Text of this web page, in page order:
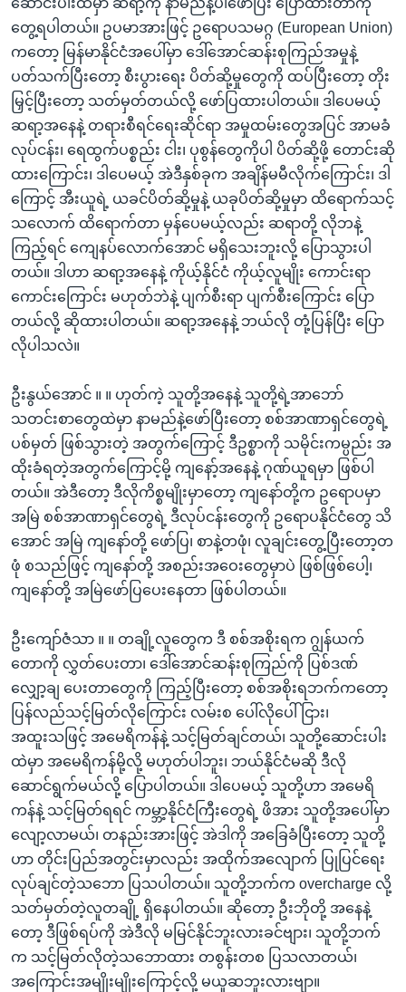
ဆောင်းပါးထဲမှာ ဆရာ့ကို နာမည်နဲ့ပါဖော်ပြီး ပြောထားတာကို
တွေ့ရပါတယ်။ ဥပမာအားဖြင့် ဥရောပသမဂ္ဂ (European Union)
ကတော့ မြန်မာနိုင်ငံအပေါ်မှာ ဒေါ်အောင်ဆန်းစုကြည်အမှုနဲ့
ပတ်သက်ပြီးတော့ စီးပွားရေး ပိတ်ဆို့မှုတွေကို ထပ်ပြီးတော့ တိုး
မြှင့်ပြီးတော့ သတ်မှတ်တယ်လို့ ဖော်ပြထားပါတယ်။ ဒါပေမယ့်
ဆရာ့အနေနဲ့ တရားစီရင်ရေးဆိုင်ရာ အမှုထမ်းတွေအပြင် အာမခံ
လုပ်ငန်း၊ ရေထွက်ပစ္စည်း ငါး၊ ပုစွန်တွေကိုပါ ပိတ်ဆို့ဖို့ တောင်းဆို
ထားကြောင်း၊ ဒါပေမယ့် အဲဒီနှစ်ခုက အချိန်မမီလိုက်ကြောင်း၊ ဒါ
ကြောင့် အီးယူရဲ့ ယခင်ပိတ်ဆို့မှုနဲ့ ယခုပိတ်ဆို့မှုမှာ ထိရောက်သင့်
သလောက် ထိရောက်တာ မှန်ပေမယ့်လည်း ဆရာတို့ လိုဘနဲ့
ကြည့်ရင် ကျေနပ်လောက်အောင် မရှိသေးဘူးလို့ ပြောသွားပါ
တယ်။ ဒါဟာ ဆရာ့အနေနဲ့ ကိုယ့်နိုင်ငံ ကိုယ့်လူမျိုး ကောင်းရာ
ကောင်းကြောင်း မဟုတ်ဘဲနဲ့ ပျက်စီးရာ ပျက်စီးကြောင်း ပြော
တယ်လို့ ဆိုထားပါတယ်။ ဆရာ့အနေနဲ့ ဘယ်လို တုံ့ပြန်ပြီး ပြော
လိုပါသလဲ။
ဦးနွယ်အောင် ။ ။ ဟုတ်ကဲ့ သူတို့အနေနဲ့ သူတို့ရဲ့အာဘော်
သတင်းစာတွေထဲမှာ နာမည်နဲ့ဖော်ပြီးတော့ စစ်အာဏာရှင်တွေရဲ့
ပစ်မှတ် ဖြစ်သွားတဲ့ အတွက်ကြောင့် ဒီဥစ္စာကို သမိုင်းကမ္ပည်း အ
ထိုးခံရတဲ့အတွက်ကြောင့်မို့ ကျနော့်အနေနဲ့ ဂုဏ်ယူရမှာ ဖြစ်ပါ
တယ်။ အဲဒီတော့ ဒီလိုကိစ္စမျိုးမှာတော့ ကျနော်တို့က ဥရောပမှာ
အမြဲ စစ်အာဏာရှင်တွေရဲ့ ဒီလုပ်ငန်းတွေကို ဥရောပနိုင်ငံတွေ သိ
အောင် အမြဲ ကျနော်တို့ ဖော်ပြ၊ စာနဲ့တဖုံ၊ လူချင်းတွေ့ပြီးတော့တ
ဖုံ စသည်ဖြင့် ကျနော်တို့ အစည်းအဝေးတွေမှာပဲ ဖြစ်ဖြစ်ပေါ့၊
ကျနော်တို့ အမြဲဖော်ပြပေးနေတာ ဖြစ်ပါတယ်။
ဦးကျော်ဇံသာ ။ ။ တချို့လူတွေက ဒီ စစ်အစိုးရက ဂျွန်ယက်
တောကို လွှတ်ပေးတာ၊ ဒေါ်အောင်ဆန်းစုကြည်ကို ပြစ်ဒဏ်
လျှော့ချ ပေးတာတွေကို ကြည့်ပြီးတော့ စစ်အစိုးရဘက်ကတော့
ပြန်လည်သင့်မြတ်လိုကြောင်း လမ်းစ ပေါ်လိုပေါ်ငြား၊
အထူးသဖြင့် အမေရိကန်နဲ့ သင့်မြတ်ချင်တယ်၊ သူတို့ဆောင်းပါး
ထဲမှာ အမေရိကန်မို့လို့ မဟုတ်ပါဘူး၊ ဘယ်နိုင်ငံမဆို ဒီလို
ဆောင်ရွက်မယ်လို့ ပြောပါတယ်။ ဒါပေမယ့် သူတို့ဟာ အမေရိ
ကန်နဲ့ သင့်မြတ်ရရင် ကမ္ဘာ့နိုင်ငံကြီးတွေရဲ့ ဖိအား သူတို့အပေါ်မှာ
လျော့လာမယ်၊ တနည်းအားဖြင့် အဲဒါကို အခြေခံပြီးတော့ သူတို့
ဟာ တိုင်းပြည်အတွင်းမှာလည်း အထိုက်အလျောက် ပြုပြင်ရေး
လုပ်ချင်တဲ့သဘော ပြသပါတယ်။ သူတို့ဘက်က overcharge လို့
သတ်မှတ်တဲ့လူတချို့ ရှိနေပါတယ်။ ဆိုတော့ ဦးဘိုတို့ အနေနဲ့
တော့ ဒီဖြစ်ရပ်ကို အဲဒီလို မမြင်နိုင်ဘူးလားခင်ဗျား၊ သူတို့ဘက်
က သင့်မြတ်လိုတဲ့သဘောထား တစွန်းတစ ပြသလာတယ်၊
အကြောင်းအမျိုးမျိုးကြောင့်လို့ မယူဆဘူးလားဗျာ။